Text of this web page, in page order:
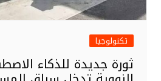
تكنولوجيا
ثورة جديدة للذكاء